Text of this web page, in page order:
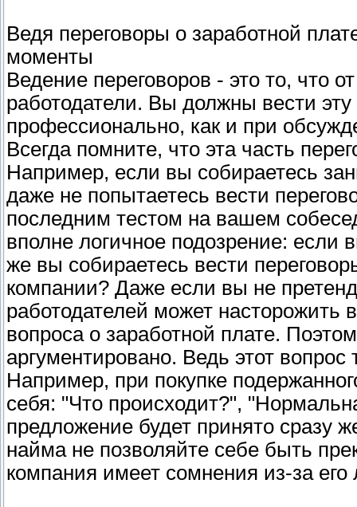
Ведя переговоры о заработной
моменты
Ведение переговоров - это то, что
работодатели. Вы должны вести эту
профессионально, как и при
Всегда помните, что эта часть
Например, если вы собираетесь
даже не попытаетесь вести
последним тестом на вашем
вполне логичное подозрение: если
же вы собираетесь вести
компании? Даже если вы не
работодателей может насторожить
вопроса о заработной плате.
аргументировано. Ведь этот
Например, при покупке
себя: "Что происходит?",
предложение будет принято сразу
найма не позволяйте себе быть
компания имеет сомнения из-за его